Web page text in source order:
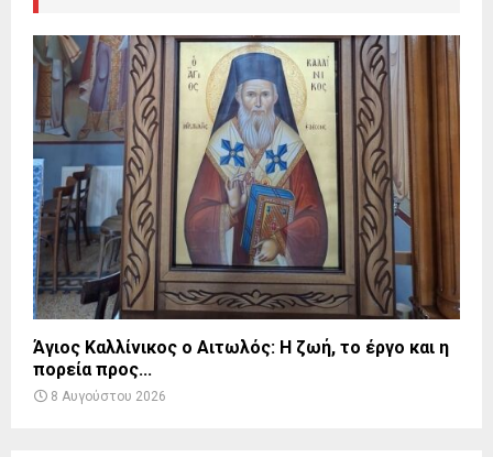
Άγιος Καλλίνικος ο Αιτωλός: Η ζωή, το έργο και η
πορεία προς...
8 Αυγούστου 2026